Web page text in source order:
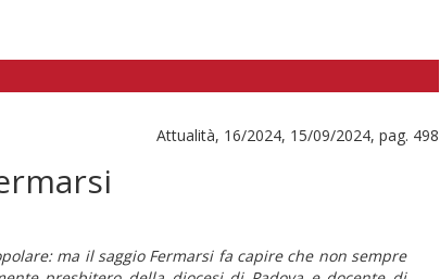
Attualità, 16/2024, 15/09/2024, pag. 498
ma il saggio Fermarsifa capire che non sempre